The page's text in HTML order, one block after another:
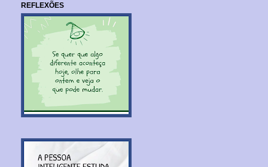
REFLEXÕES